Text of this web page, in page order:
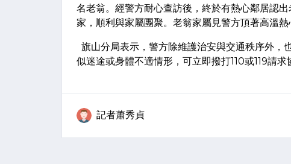
名老翁。經警方耐心查訪後，終於有熱心鄰居認
家，順利與家屬團聚。老翁家屬見警方頂著高溫
旗山分局表示，警方除維護治安與交通秩序外，
似迷途或身體不適情形，可立即撥打110或119請求
記者蕭秀貞